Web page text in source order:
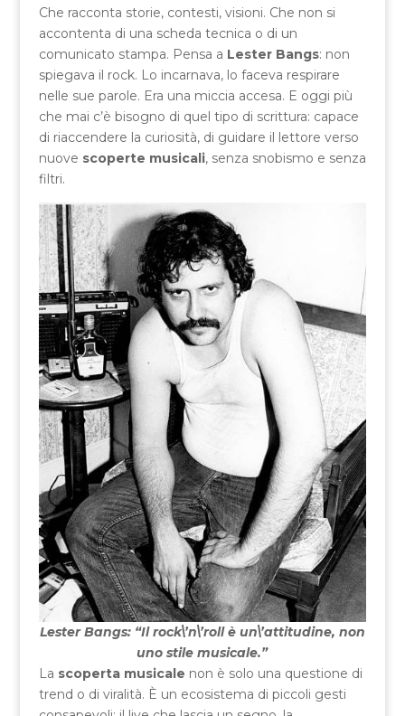
Che racconta storie, contesti, visioni. Che non si
accontenta di una scheda tecnica o di un
comunicato stampa. Pensa a Lester Bangs: non
spiegava il rock. Lo incarnava, lo faceva respirare
nelle sue parole. Era una miccia accesa. E oggi più
che mai c’è bisogno di quel tipo di scrittura: capace
di riaccendere la curiosità, di guidare il lettore verso
nuove scoperte musicali, senza snobismo e senza
filtri.
Lester Bangs: “Il rock\’n\’roll è un\’attitudine, non
uno stile musicale.”
La scoperta musicale non è solo una questione di
trend o di viralità. È un ecosistema di piccoli gesti